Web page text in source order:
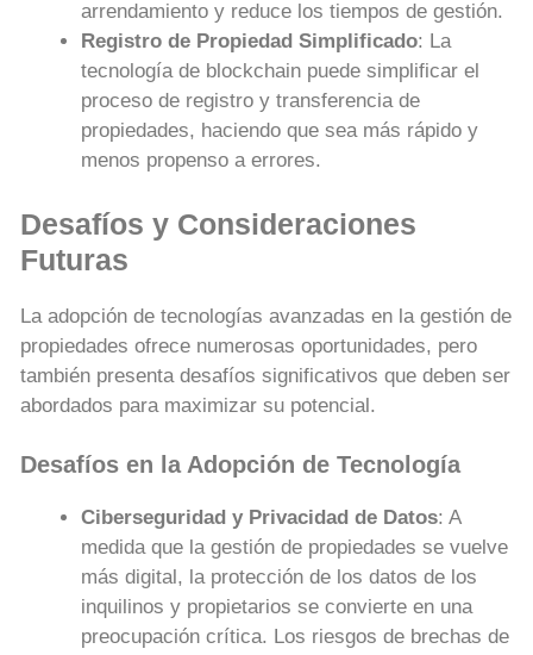
arrendamiento y reduce los tiempos de gestión.
Registro de Propiedad Simplificado: La
tecnología de blockchain puede simplificar el
proceso de registro y transferencia de
propiedades, haciendo que sea más rápido y
menos propenso a errores.
Desafíos y Consideraciones
Futuras
La adopción de tecnologías avanzadas en la gestión de
propiedades ofrece numerosas oportunidades, pero
también presenta desafíos significativos que deben ser
abordados para maximizar su potencial.
Desafíos en la Adopción de Tecnología
Ciberseguridad y Privacidad de Datos: A
medida que la gestión de propiedades se vuelve
más digital, la protección de los datos de los
inquilinos y propietarios se convierte en una
preocupación crítica. Los riesgos de brechas de